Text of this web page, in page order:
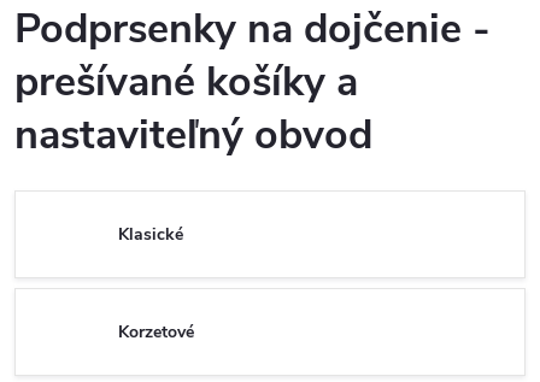
Podprsenky na dojčenie -
prešívané košíky a
nastaviteľný obvod
Klasické
Korzetové